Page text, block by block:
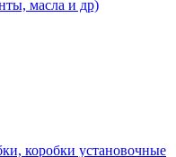
масла и др)
коробки установочные